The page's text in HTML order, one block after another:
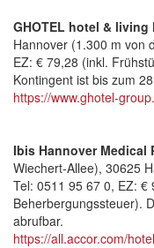
GHOTEL hotel & living
Hannover (1.300 m von
EZ: € 79,28 (inkl.
Kontingent ist bis zum
https://www.ghotel-
Ibis Hannover Medical
Wiechert-Allee), 30625
Tel: 0511 95 67 0, EZ: €
Beherbergungssteuer).
abrufbar.
https://all.accor.com/